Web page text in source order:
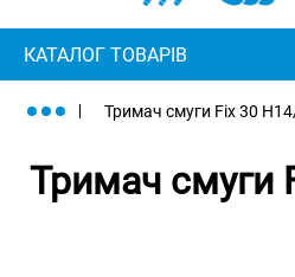
КАТАЛОГ ТОВАРІВ
Тримач смуги Fix 30
Тримач смуги